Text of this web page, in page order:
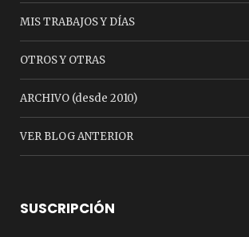
MIS TRABAJOS Y DÍAS
OTROS Y OTRAS
ARCHIVO (desde 2010)
VER BLOG ANTERIOR
SUSCRIPCIÓN